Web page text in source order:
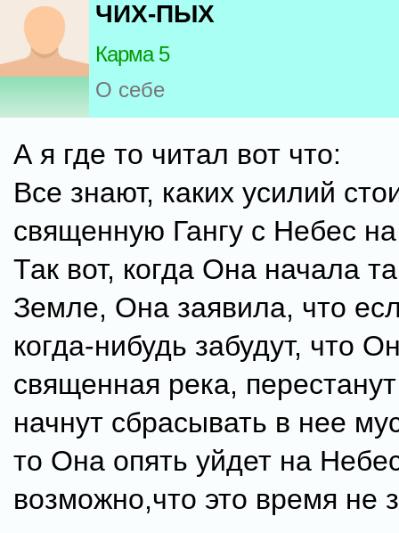
ЧИХ-ПЫХ
Карма 5
О себе
А я где то читал вот что:
Все знают, каких усилий
священную Гангу с Небес
Так вот, когда Она начала
Земле, Она заявила, что
когда-нибудь забудут, что
священная река,
начнут сбрасывать в нее
то Она опять уйдет на
возможно,что это время не